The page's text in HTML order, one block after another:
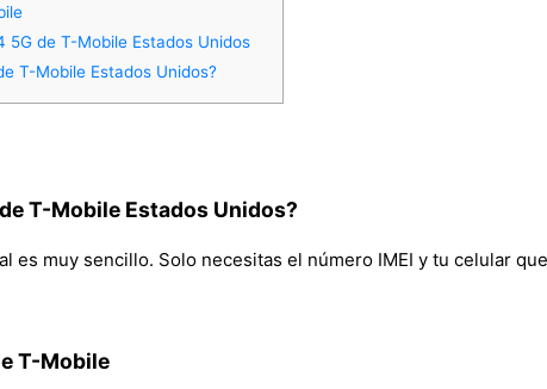
5G de T-Mobile Estados Unidos
T-Mobile Estados Unidos?
T-Mobile Estados Unidos?
es muy sencillo. Solo necesitas el número IMEI y tu celular
T-Mobile